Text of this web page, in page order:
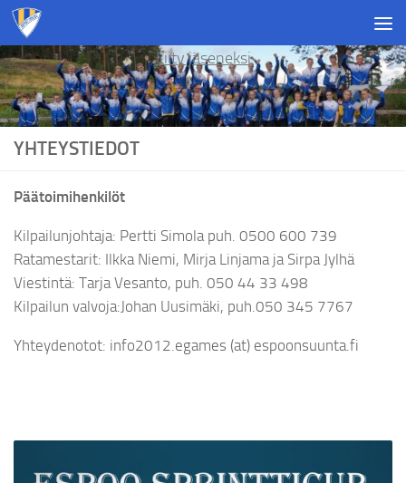
Skip to content
Liity jäseneksi
YHTEYSTIEDOT
Päätoimihenkilöt
Kilpailunjohtaja: Pertti Simola puh. 0500 600 739
Ratamestarit: Ilkka Niemi, Mirja Linjama ja Sirpa Jylhä
Viestintä: Tarja Vesanto, puh. 050 44 33 498
Kilpailun valvoja:Johan Uusimäki, puh.050 345 7767
Yhteydenotot: info2012.egames (at) espoonsuunta.fi